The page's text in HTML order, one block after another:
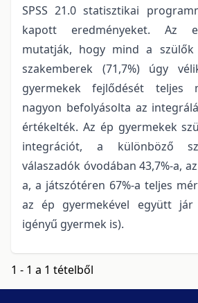
SPSS 21.0 statisztikai
kapott eredményeket. Az
mutatják, hogy mind a szülők
szakemberek (71,7%) úgy
gyermekek fejlődését teljes
nagyon befolyásolta az
értékelték. Az ép gyermekek
integrációt, a különböző
válaszadók óvodában 43,7%-a,
a, a játszótéren 67%-a teljes
az ép gyermekével együtt jár
igényű gyermek is).
1 - 1 a 1 tételből